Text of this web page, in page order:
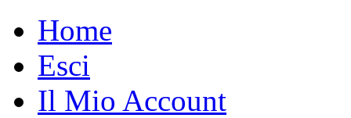
Home
Esci
Il Mio Account